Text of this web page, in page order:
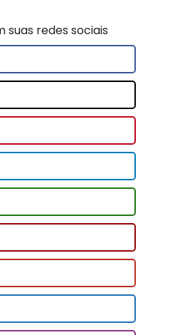
redes sociais